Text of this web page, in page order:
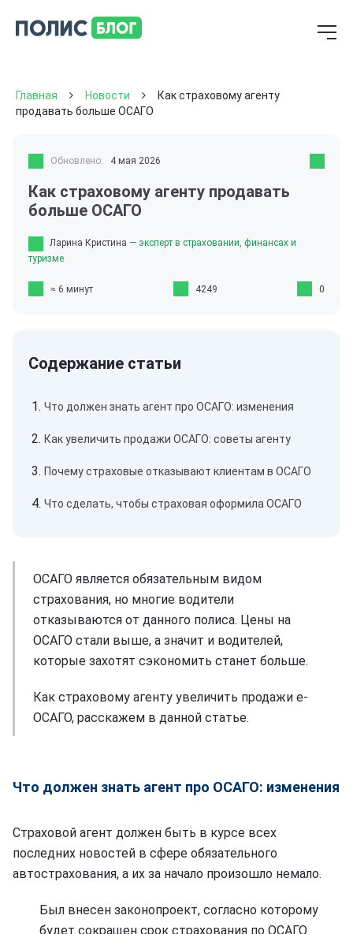
Главная Новости
Как страховому агенту
продавать больше ОСАГО
Обновлено: 4 мая 2026
Как страховому агенту продавать
больше ОСАГО
Ларина Кристина — эксперт в страховании, финансах и
туризме
≈ 6 минут 4249 0
Что должен знать агент про ОСАГО: изменения
Как увеличить продажи ОСАГО: советы агенту
Почему страховые отказывают клиентам в ОСАГО
Что сделать, чтобы страховая оформила ОСАГО
ОСАГО является обязательным видом
страхования, но многие водители
отказываются от данного полиса. Цены на
ОСАГО стали выше, а значит и водителей,
которые захотят сэкономить станет больше.
Как страховому агенту увеличить продажи е-
ОСАГО, расскажем в данной статье.
Что должен знать агент про ОСАГО: изменения
Страховой агент должен быть в курсе всех
последних новостей в сфере обязательного
автострахования, а их за начало произошло немало.
Был внесен законопроект, согласно которому
будет сокращен срок страхования по ОСАГО.